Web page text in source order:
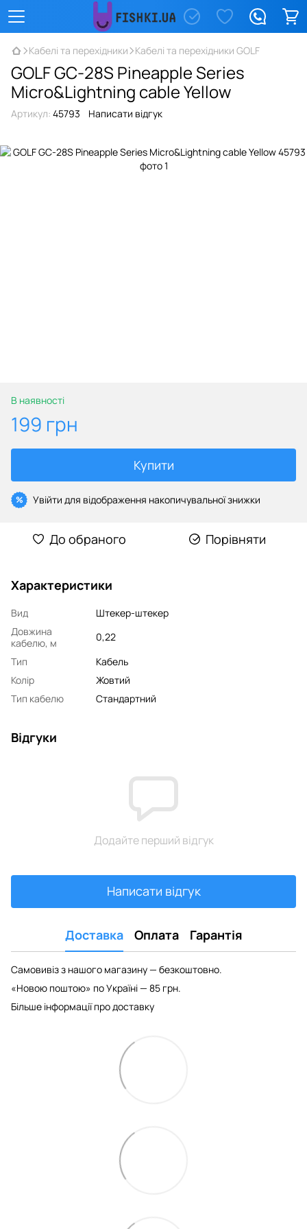
Кабелі та перехідники Кабелі та перехідники GOLF
GOLF GC-28S Pineapple Series
Micro&Lightning cable Yellow
Артикул: 45793 Написати відгук
В наявності
199 грн
Купити
% Увійти для відображення накопичувальної знижки
До обраного Порівняти
Характеристики
Вид
Штекер-штекер
Довжина
кабелю, м
0,22
Тип
Кабель
Колір
Жовтий
Тип кабелю
Стандартний
Відгуки
Додайте перший відгук
Написати відгук
Доставка Оплата Гарантія
Самовивіз з нашого магазину — безкоштовно.
«Новою поштою» по Україні — 85 грн.
Більше інформації про доставку